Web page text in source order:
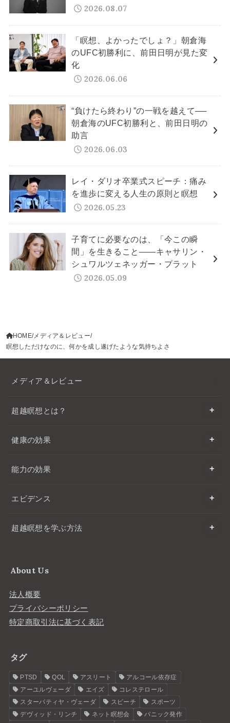
2026.08.07
「瞑想、よかったでしょ？」朝倉海
のUFC初勝利に、前田日明が見た変
化
2026.06.06
“負けたら終わり”の一戦を越えて──
朝倉海のUFC初勝利と、前田日明の
助言
2026.06.03
レイ・ダリオ卒業式スピーチ：痛み
を進歩に変える人生の原則と瞑想
2026.05.23
子育てに必要なのは、「今この瞬
間」を生きること——キャサリン・
シュワルツェネッガー・プラット
2026.05.09
HOME メディア＆レビュー
瞑想しただけなのに、何かを成し遂げたような気持ちよさ
メディア＆レビュー
超越瞑想とは？
健康の効果
能力の効果
エビデンス
超越瞑想を学ぶ方法
About Us
法人概要
プライバシーポリシー
特定商取引法に基づく表記
タグ
PTSD QOL アスリート
アルコール依存症
アーユルヴェーダ
エイズ
コレステロール
スターパティヤ・ヴェーダ
スピーチ
スポーツ
デヴィッド・リンチ
ネット瞑想会 パニック発作